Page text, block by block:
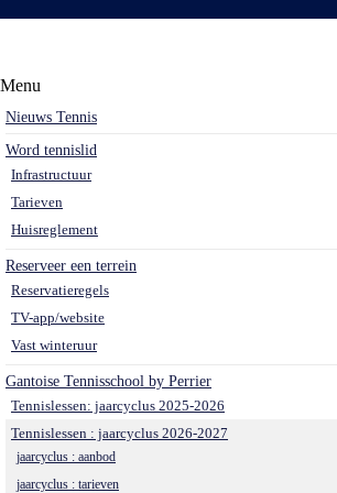
Menu
Nieuws Tennis
Word tennislid
Infrastructuur
Tarieven
Huisreglement
Reserveer een terrein
Reservatieregels
TV-app/website
Vast winteruur
Gantoise Tennisschool by Perrier
Tennislessen: jaarcyclus 2025-2026
Tennislessen : jaarcyclus 2026-2027
jaarcyclus : aanbod
jaarcyclus : tarieven